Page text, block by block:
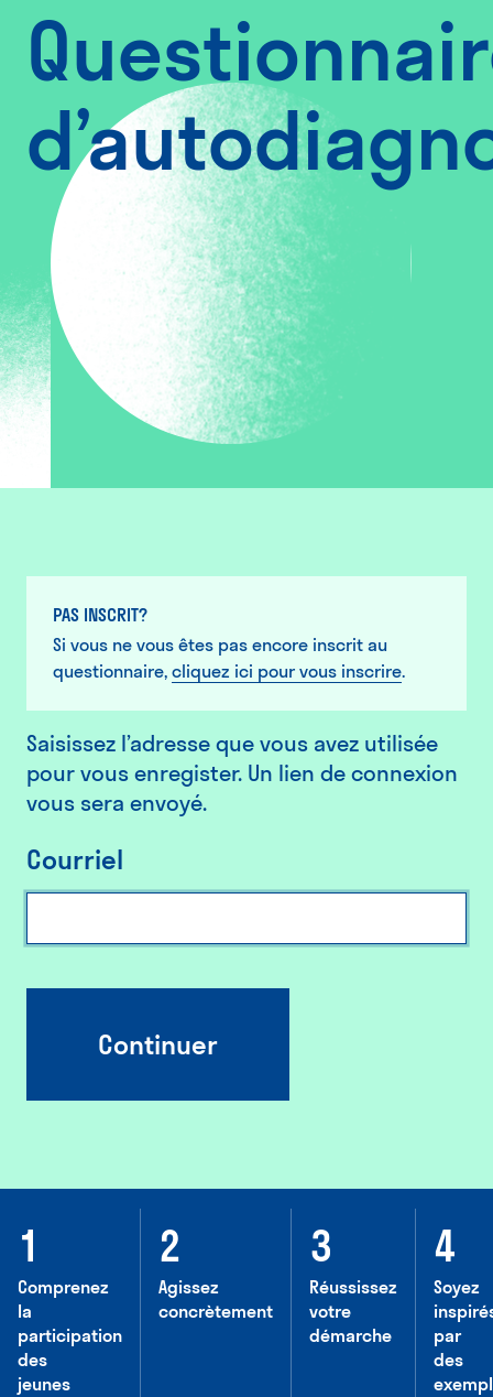
PAS INSCRIT?
Si vous ne vous êtes pas encore inscrit au
questionnaire, cliquez ici pour vous inscrire.
Saisissez l’adresse que vous avez utilisée
pour vous enregister. Un lien de connexion
vous sera envoyé.
Courriel
Continuer
Comprenez
la
participation
des
jeunes
Agissez
concrètement
Réussissez
votre
démarche
Soyez
par
des